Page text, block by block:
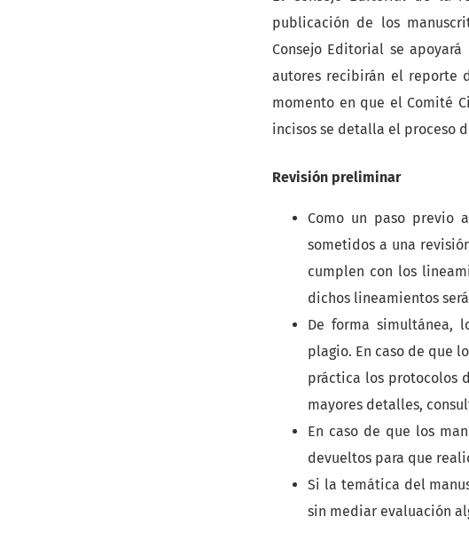
publicación de los
Consejo Editorial se
autores recibirán el reporte
momento en que el Comité
incisos se detalla el proceso
Revisión preliminar
Como un paso previo
sometidos a una
cumplen con los
dichos lineamientos
De forma simultánea,
plagio. En caso de que
práctica los protocolos
mayores detalles,
En caso de que los
devueltos para que
Si la temática del
sin mediar evaluación